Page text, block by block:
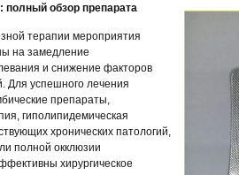
полный обзор препарата
терапии мероприятия
на замедление
и снижение факторов
Для успешного лечения
препараты,
гиполипидемическая
хронических патологий,
полной окклюзии
хирургическое